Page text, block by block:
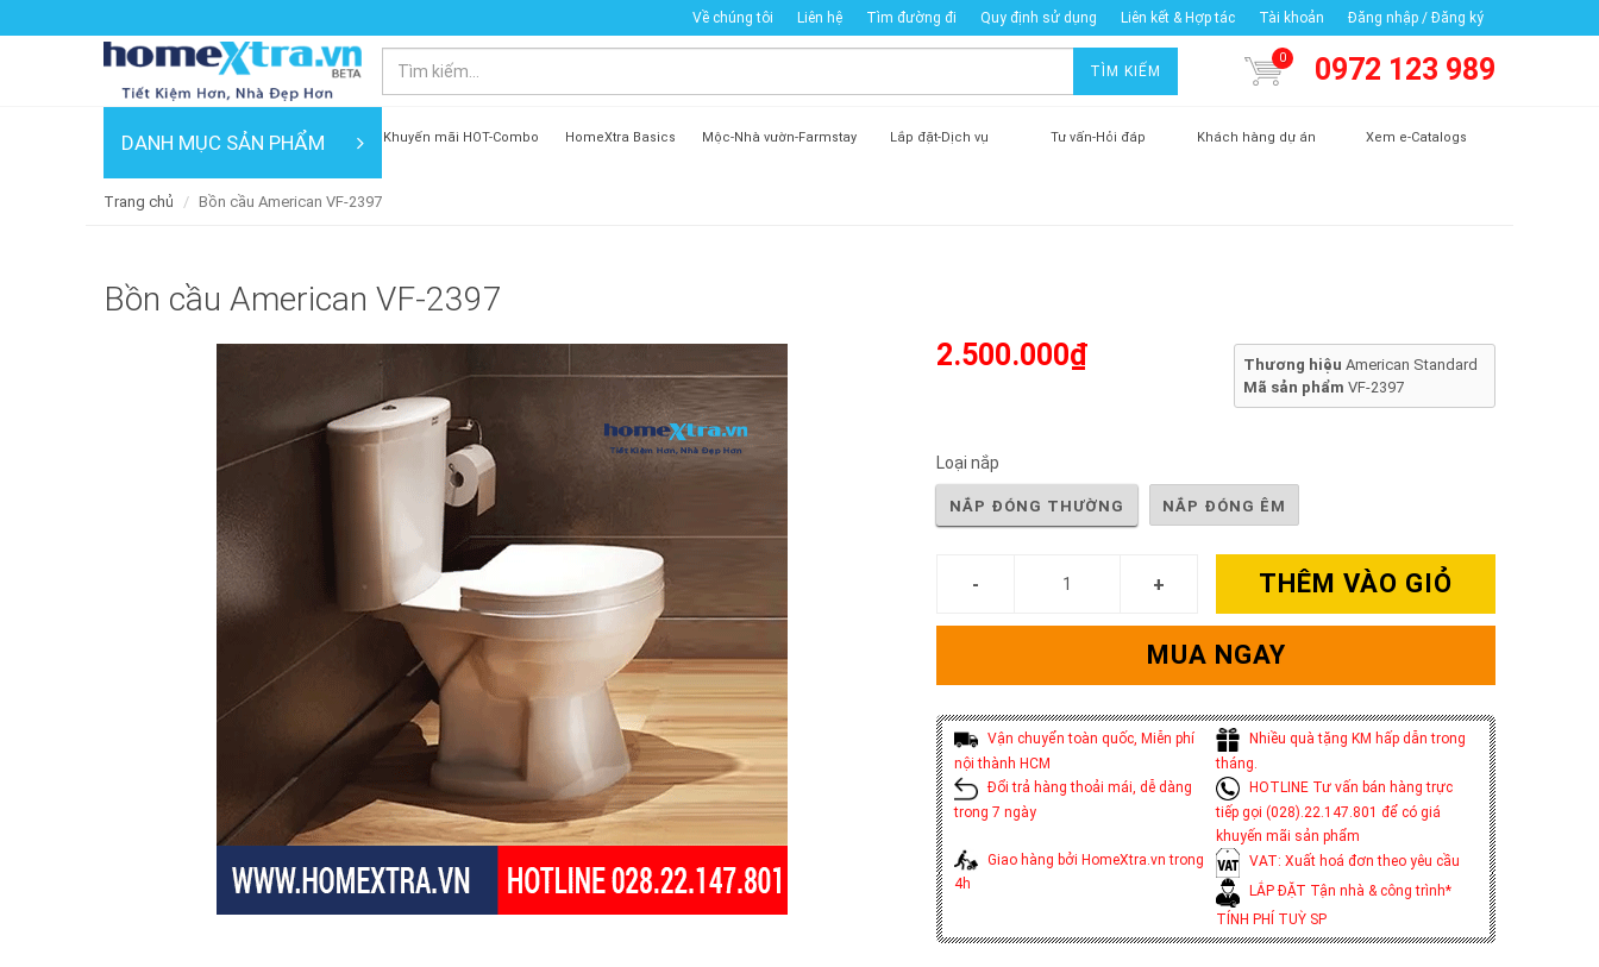
Về chúng tôi Liên hệ Tìm đường đi Quy định sử dụng Liên kết & Hợp tác Tài khoản Đăng nhập / Đăng ký
TÌM KIẾM
0 0972 123 989
DANH MỤC SẢN PHẨM Khuyến mãi HOT-Combo HomeXtra Basics Mộc-Nhà vườn-Farmstay Lắp đặt-Dịch vụ Tư vấn-Hỏi đáp Khách hàng dự án Xem e-Catalogs
Trang chủ Bồn cầu American VF-2397
Bồn cầu American VF-2397
2.500.000₫ Thương hiệu American Standard
Mã sản phẩm VF-2397
Loại nắp
NẮP ĐÓNG THƯỜNG NẮP ĐÓNG ÊM
THÊM VÀO GIỎ
MUA NGAY
Vận chuyển toàn quốc, Miễn phí
nội thành HCM
Nhiều quà tặng KM hấp dẫn trong
tháng.
Đổi trả hàng thoải mái, dễ dàng
trong 7 ngày
HOTLINE Tư vấn bán hàng trực
tiếp gọi (028).22.147.801 để có giá
khuyến mãi sản phẩm
Giao hàng bởi HomeXtra.vn trong
4h
VAT: Xuất hoá đơn theo yêu cầu
LẮP ĐẶT Tận nhà & công trình*
TÍNH PHÍ TUỲ SP